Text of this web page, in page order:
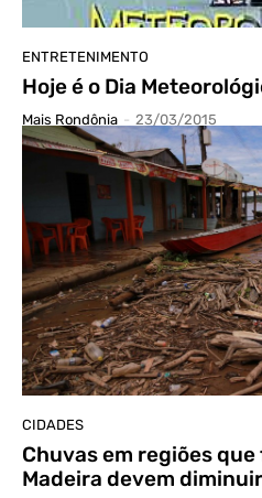
ENTRETENIMENTO
Hoje é o Dia
Mais Rondônia - 23/03/2015
CIDADES
Chuvas em regiões
Madeira devem